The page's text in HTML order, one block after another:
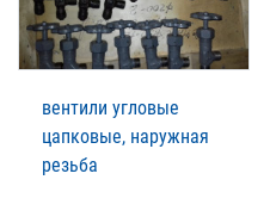
вентили угловые
цапковые, наружная
резьба